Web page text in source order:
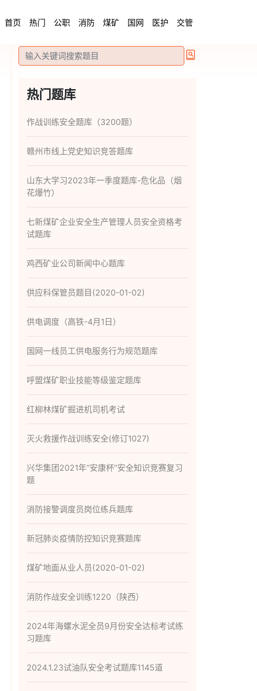
首页 热门 公职 消防 煤矿 国网 医护 交管
热门题库
作战训练安全题库（3200题）
赣州市线上党史知识竞答题库
山东大学习2023年一季度题库-危化品（烟
花爆竹）
七新煤矿企业安全生产管理人员安全资格考
试题库
鸡西矿业公司新闻中心题库
供应科保管员题目(2020-01-02)
供电调度（高铁-4月1日）
国网一线员工供电服务行为规范题库
呼盟煤矿职业技能等级鉴定题库
红柳林煤矿掘进机司机考试
灭火救援作战训练安全(修订1027)
兴华集团2021年“安康杯”安全知识竞赛复习
题
消防接警调度员岗位练兵题库
新冠肺炎疫情防控知识竞赛题库
煤矿地面从业人员(2020-01-02)
消防作战安全训练1220（陕西）
2024年海螺水泥全员9月份安全达标考试练
习题库
2024.1.23试油队安全考试题库1145道